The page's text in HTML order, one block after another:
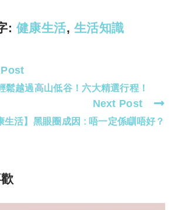
: 健康生活, 生活知識
鬆越過高山低谷！六大精選行程！
Next Post
生活】黑眼圈成因 : 唔一定係瞓唔好？